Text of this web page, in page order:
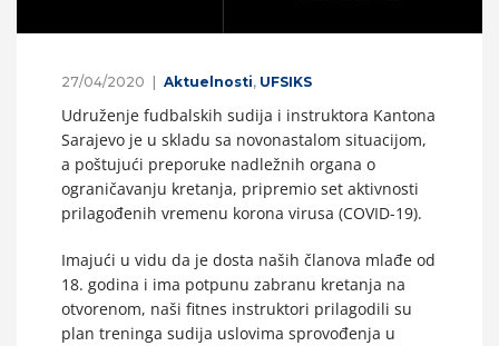
27/04/2020 Aktuelnosti, UFSIKS
Udruženje fudbalskih sudija i instruktora Kantona
Sarajevo je u skladu sa novonastalom situacijom,
a poštujući preporuke nadležnih organa o
ograničavanju kretanja, pripremio set aktivnosti
prilagođenih vremenu korona virusa (COVID-19).
Imajući u vidu da je dosta naših članova mlađe od
18. godina i ima potpunu zabranu kretanja na
otvorenom, naši fitnes instruktori prilagodili su
plan treninga sudija uslovima sprovođenja u